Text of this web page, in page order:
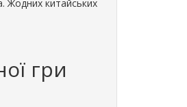
Жодних китайських
гри